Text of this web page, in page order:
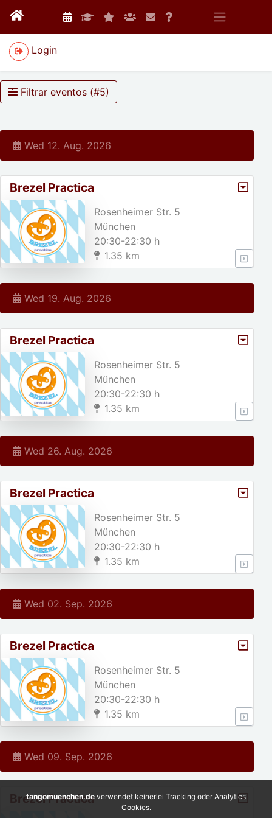
Login
Filtrar eventos (#5)
Wed 12. Aug. 2026
Brezel Practica
Rosenheimer Str. 5
München
20:30-22:30 h
1.35 km
Wed 19. Aug. 2026
Brezel Practica
Rosenheimer Str. 5
München
20:30-22:30 h
1.35 km
Wed 26. Aug. 2026
Brezel Practica
Rosenheimer Str. 5
München
20:30-22:30 h
1.35 km
Wed 02. Sep. 2026
Brezel Practica
Rosenheimer Str. 5
München
20:30-22:30 h
1.35 km
Wed 09. Sep. 2026
Brezel Practica
tangomuenchen.de verwendet keinerlei Tracking oder Analytics
Cookies.